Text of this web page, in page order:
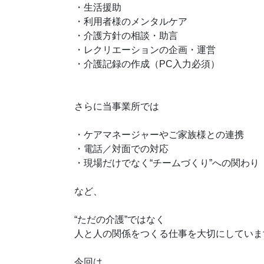
・生活援助
・利用者様のメンタルケア
・介護方針の相談・助言
・レクリエーションの企画・運営
・介護記録の作成（PC入力必須）
さらに当事業所では
・ケアマネージャーやご家族様との連携
・電話／対面での対応
・現場だけでなく“チームづくり”への関わり
など、
“ただの介護”ではなく
人と人の関係をつくる仕事を大切にしてい
今回は